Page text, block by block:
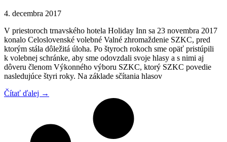
4. decembra 2017
V priestoroch trnavského hotela Holiday Inn sa 23 novembra 2017
konalo Celoslovenské volebné Valné zhromaždenie SZKC, pred
ktorým stála dôležitá úloha. Po štyroch rokoch sme opäť pristúpili
k volebnej schránke, aby sme odovzdali svoje hlasy a s nimi aj
dôveru členom Výkonného výboru SZKC, ktorý SZKC povedie
nasledujúce štyri roky. Na základe sčítania hlasov
Čítať ďalej →